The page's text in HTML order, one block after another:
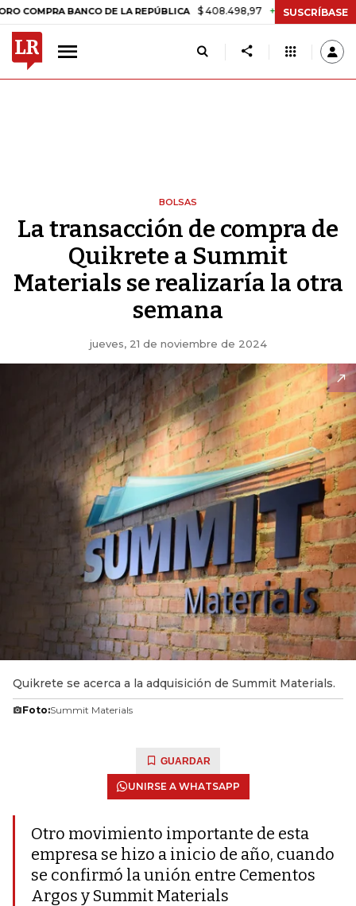
BANCO DE LA REPÚBLICA $ 408.498,97 +$ 8.753,81 +2,19%
SUSCRÍBASE
BOLSAS
La transacción de compra de
Quikrete a Summit
Materials se realizaría la otra
semana
jueves, 21 de noviembre de 2024
Quikrete se acerca a la adquisición de Summit Materials.
Foto:Summit Materials
GUARDAR
UNIRSE A WHATSAPP
Otro movimiento importante de esta
empresa se hizo a inicio de año, cuando
se confirmó la unión entre Cementos
Argos y Summit Materials